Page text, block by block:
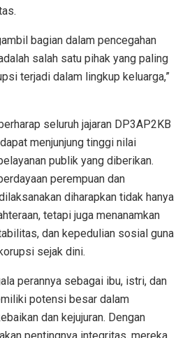
bagian dalam pencegahan
salah satu pihak yang paling
terjadi dalam lingkup keluarga,”
seluruh jajaran DP3AP2KB
menjunjung tinggi nilai
publik yang diberikan.
perempuan dan
diharapkan tidak hanya
tetapi juga menanamkan
dan kepedulian sosial guna
sejak dini.
perannya sebagai ibu, istri, dan
potensi besar dalam
dan kejujuran. Dengan
pentingnya integritas, mereka